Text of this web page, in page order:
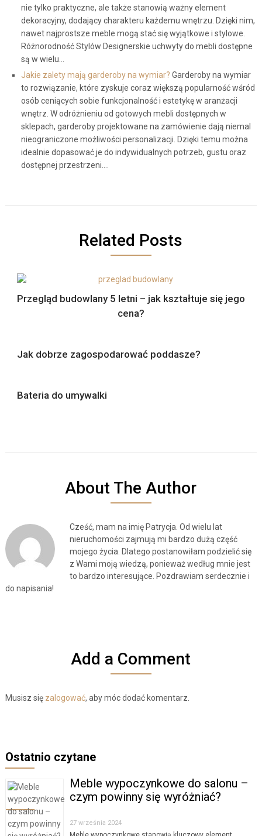
nie tylko praktyczne, ale także stanowią ważny element
dekoracyjny, dodający charakteru każdemu wnętrzu. Dzięki nim,
nawet najprostsze meble mogą stać się wyjątkowe i stylowe.
Różnorodność Stylów Designerskie uchwyty do mebli dostępne
są w wielu…
Jakie zalety mają garderoby na wymiar? Garderoby na wymiar
to rozwiązanie, które zyskuje coraz większą popularność wśród
osób ceniących sobie funkcjonalność i estetykę w aranżacji
wnętrz. W odróżnieniu od gotowych mebli dostępnych w
sklepach, garderoby projektowane na zamówienie dają niemal
nieograniczone możliwości personalizacji. Dzięki temu można
idealnie dopasować je do indywidualnych potrzeb, gustu oraz
dostępnej przestrzeni.…
Related Posts
Przegląd budowlany 5 letni – jak kształtuje się jego
cena?
Jak dobrze zagospodarować poddasze?
Bateria do umywalki
About The Author
Cześć, mam na imię Patrycja. Od wielu lat
nieruchomości zajmują mi bardzo dużą część
mojego życia. Dlatego postanowiłam podzielić się
z Wami moją wiedzą, ponieważ według mnie jest
to bardzo interesujące. Pozdrawiam serdecznie i
do napisania!
Add a Comment
Musisz się zalogować, aby móc dodać komentarz.
Ostatnio czytane
Meble wypoczynkowe do salonu –
czym powinny się wyróżniać?
27 września 2024